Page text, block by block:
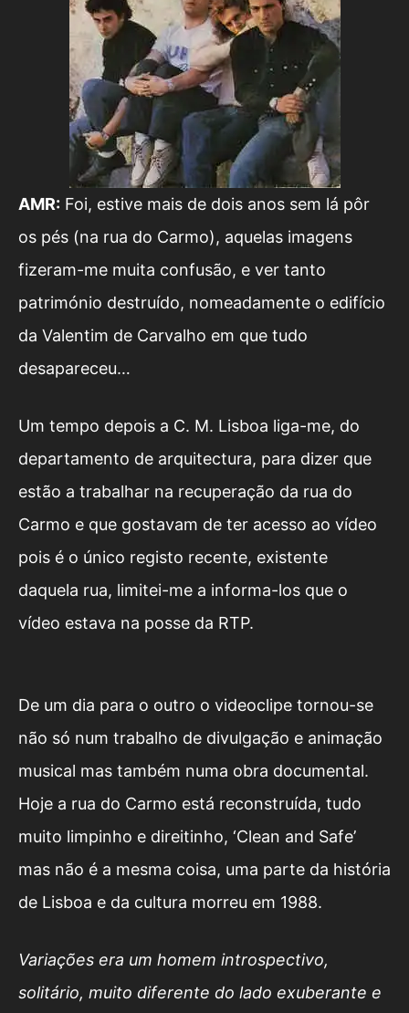
AMR: Foi, estive mais de dois anos sem lá pôr
os pés (na rua do Carmo), aquelas imagens
fizeram-me muita confusão, e ver tanto
património destruído, nomeadamente o edifício
da Valentim de Carvalho em que tudo
desapareceu…
Um tempo depois a C. M. Lisboa liga-me, do
departamento de arquitectura, para dizer que
estão a trabalhar na recuperação da rua do
Carmo e que gostavam de ter acesso ao vídeo
pois é o único registo recente, existente
daquela rua, limitei-me a informa-los que o
vídeo estava na posse da RTP.
De um dia para o outro o videoclipe tornou-se
não só num trabalho de divulgação e animação
musical mas também numa obra documental.
Hoje a rua do Carmo está reconstruída, tudo
muito limpinho e direitinho, ‘Clean and Safe’
mas não é a mesma coisa, uma parte da história
de Lisboa e da cultura morreu em 1988.
Variações era um homem introspectivo,
solitário, muito diferente do lado exuberante e